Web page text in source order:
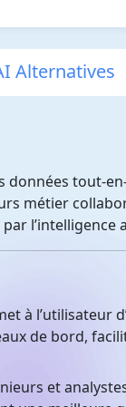
Alternatives
données tout-
métier
l’intelligence
à l’utilisateur
de bord,
et